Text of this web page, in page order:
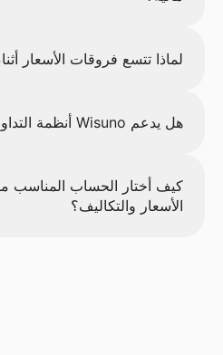
لماذا تتسع فروقات الأسعار
هل يدعم Wisuno أنظمة التداول الذكية (EA)؟
كيف أختار الحساب
الأسعار والتكاليف؟